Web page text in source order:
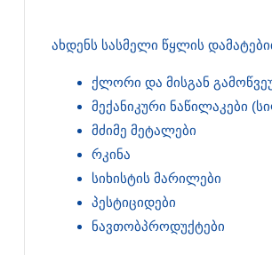
ახდენს სასმელი წყლის
ქლორი და მისგან
მექანიკური ნაწილაკები
მძიმე მეტალები
რკინა
სიხისტის მარილები
პესტიციდები
ნავთობპროდუქტები